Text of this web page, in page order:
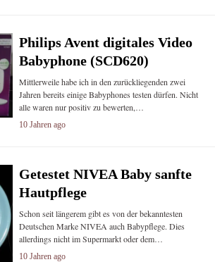
Philips Avent digitales Video
Babyphone (SCD620)
Mittlerweile habe ich in den zurückliegenden zwei
Jahren bereits einige Babyphones testen dürfen. Nicht
alle waren nur positiv zu bewerten,…
10 Jahren ago
Getestet NIVEA Baby sanfte
Hautpflege
Schon seit längerem gibt es von der bekanntesten
Deutschen Marke NIVEA auch Babypflege. Dies
allerdings nicht im Supermarkt oder dem…
10 Jahren ago